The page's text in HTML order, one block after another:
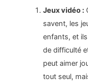
Jeux vidéo :
savent, les
enfants, et
de difficulté
peut aimer
tout seul,